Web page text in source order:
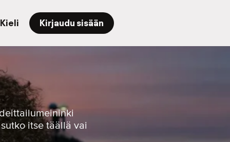
Kieli Kirjaudu sisään
itse täällä vai